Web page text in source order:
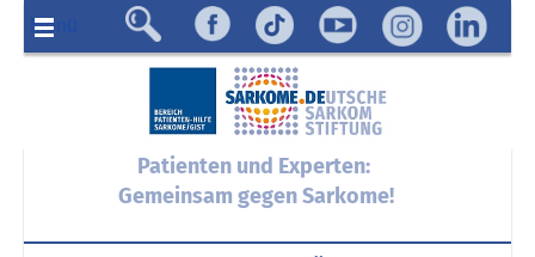
Menü
Patienten und Experten:
Gemeinsam gegen Sarkome!